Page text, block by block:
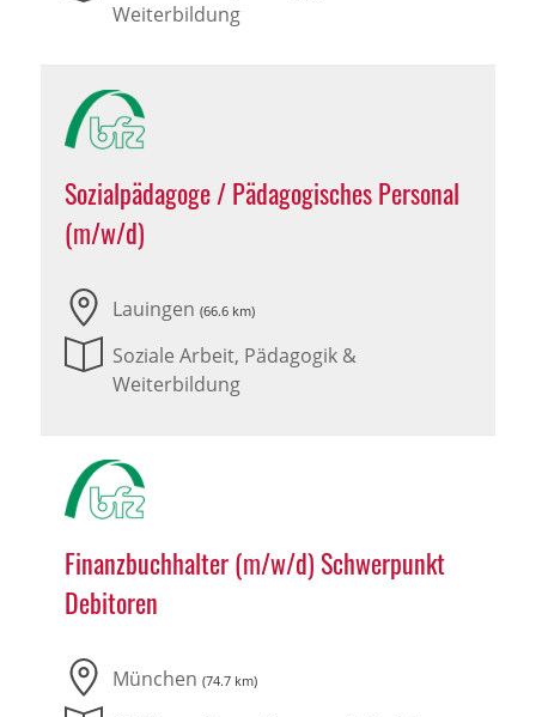
Weiterbildung
Sozialpädagoge / Pädagogisches Personal
(m/w/d)
Lauingen (66.6 km)
Soziale Arbeit, Pädagogik &
Weiterbildung
Finanzbuchhalter (m/w/d) Schwerpunkt
Debitoren
München (74.7 km)